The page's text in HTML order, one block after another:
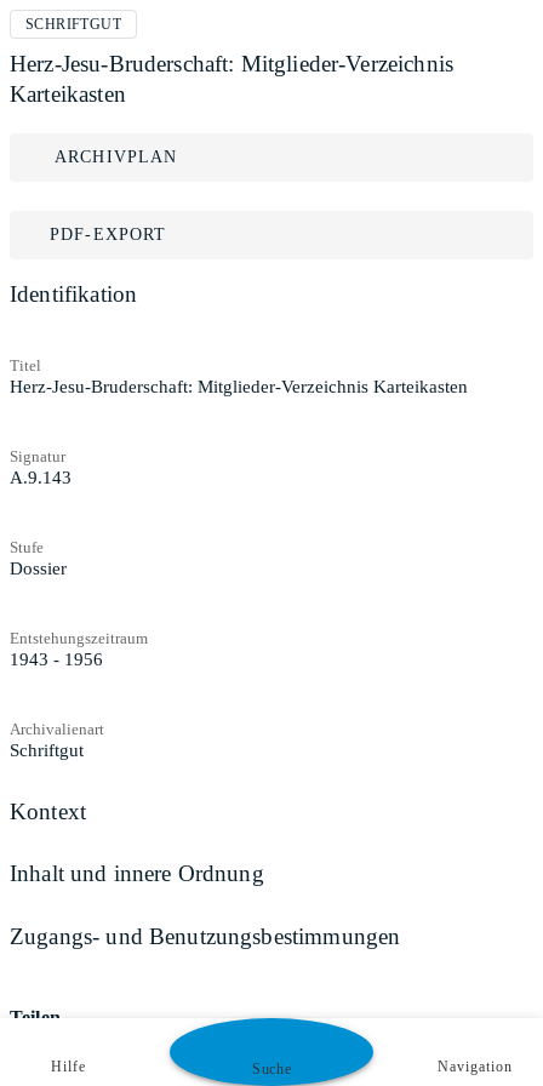
SCHRIFTGUT
Herz-Jesu-Bruderschaft: Mitglieder-Verzeichnis
Karteikasten
ARCHIVPLAN
PDF-EXPORT
Identifikation
Titel
Herz-Jesu-Bruderschaft: Mitglieder-Verzeichnis Karteikasten
Signatur
A.9.143
Stufe
Dossier
Entstehungszeitraum
1943 - 1956
Archivalienart
Schriftgut
Kontext
Inhalt und innere Ordnung
Zugangs- und Benutzungsbestimmungen
Teilen
Hilfe Suche Navigation